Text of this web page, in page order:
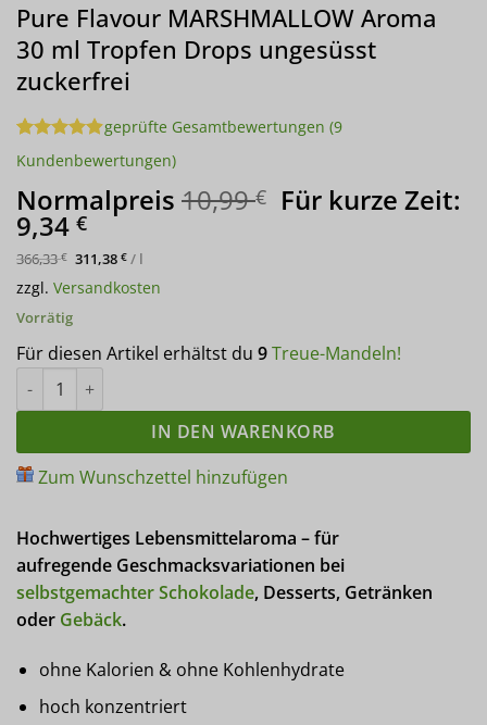
Pure Flavour MARSHMALLOW Aroma
30 ml Tropfen Drops ungesüsst
zuckerfrei
Bewertet
mit4.89
von 5,
basierend
auf
9
Kundenbewertungen
geprüfte Gesamtbewertungen (9
Kundenbewertungen)
Normalpreis 10,99€ Ursprünglicher
Für kurze Zeit:
9,34 €Aktueller
Preis
ist:
9,34 €.
366,33€ 311,38 €/ l
zzgl. Versandkosten
Vorrätig
Für diesen Artikel erhältst du 9Treue-Mandeln!
Pure Flavour MARSHMALLOW Aroma 30 ml Tropfen Drops
IN DEN WARENKORB
Zum Wunschzettel hinzufügen
Hochwertiges Lebensmittelaroma – für
aufregende Geschmacksvariationen bei
selbstgemachter Schokolade, Desserts, Getränken
oder Gebäck.
ohne Kalorien & ohne Kohlenhydrate
hoch konzentriert